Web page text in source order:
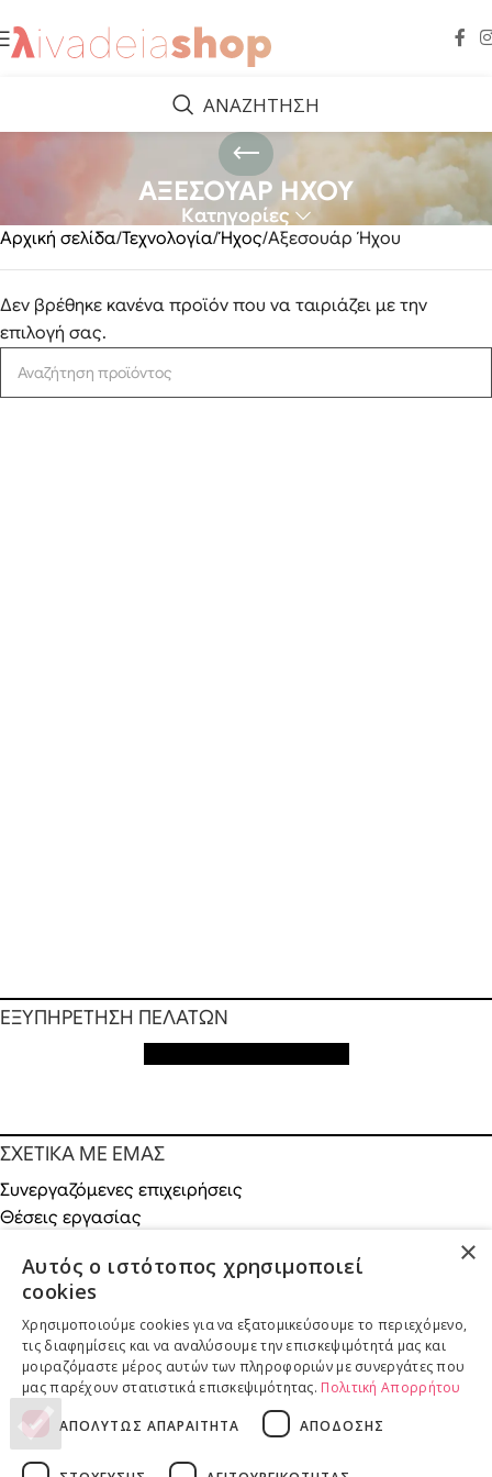
ΑΝΑΖΗΤΗΣΗ
ΑΞΕΣΟΥΑΡ ΗΧΟΥ
Κατηγορίες
Αρχική σελίδα Τεχνολογία Ήχος Αξεσουάρ Ήχου
Δεν βρέθηκε κανένα προϊόν που να ταιριάζει με την
επιλογή σας.
ΕΞΥΠΗΡΕΤΗΣΗ ΠΕΛΑΤΩΝ
ΣΧΕΤΙΚΑ ΜΕ ΕΜΑΣ
Συνεργαζόμενες επιχειρήσεις
Θέσεις εργασίας
Κοινωνικές δράσεις
ONLINE ΑΓΟΡΕΣ
Επιστροφές προϊόντων
Παραδόσεις προϊόντων
×
Αυτός ο ιστότοπος χρησιμοποιεί
cookies
Χρησιμοποιούμε cookies για να εξατομικεύσουμε το περιεχόμενο,
τις διαφημίσεις και να αναλύσουμε την επισκεψιμότητά μας και
μοιραζόμαστε μέρος αυτών των πληροφοριών με συνεργάτες που
μας παρέχουν στατιστικά επισκεψιμότητας. Πολιτική Απορρήτου
ΑΠΟΛΥΤΩΣ ΑΠΑΡΑΙΤΗΤΑ ΑΠΟΔΟΣΗΣ